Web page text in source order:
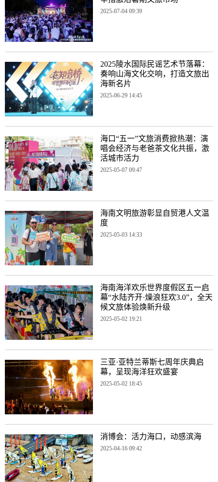
2025-07-04 09:39
2025陵水国际民谣艺术节落幕：
奏响山海文化交响，打造文旅出
海新名片
2025-06-29 14:45
‌海口“五一”文旅消费掀热潮：演
唱会经济与老爸茶文化共振，激
活城市活力
2025-05-07 09:47
海南文明旅游彰显自贸港人文温
度
2025-05-03 14:33
海南海洋欢乐世界度假区五一启
幕“水陆齐开·燥浪狂欢3.0”，全天
候文旅体验焕新升级
2025-05-02 19:21
三亚·亚特兰蒂斯七周年庆典启
幕，呈现海洋狂欢盛宴
2025-05-02 18:45
消博会：活力海口，动感滨海
2025-04-16 09:42